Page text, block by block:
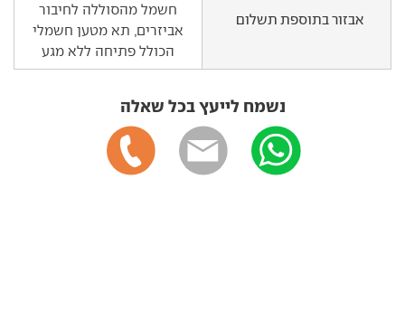
אבזור בתוספת תשלום
חשמל מהסוללה לחיבור
אביזרים, תא מטען חשמלי
הכולל פתיחה ללא מגע
נשמח לייעץ בכל שאלה